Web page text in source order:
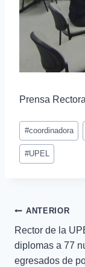
Prensa
#coordinadora
#UPEL
ANTERIOR
Rector de la
diplomas a 77
egresados de